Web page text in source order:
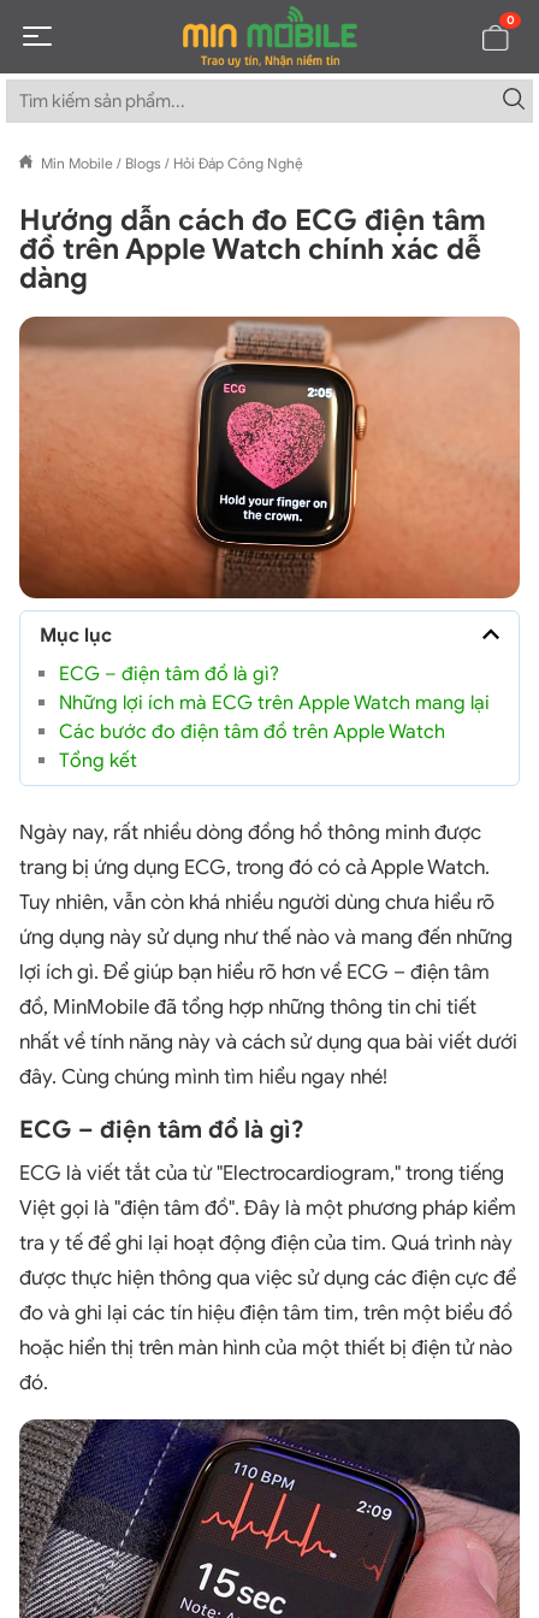
0
Min Mobile / Blogs / Hỏi Đáp Công Nghệ
Hướng dẫn cách đo ECG điện tâm
đồ trên Apple Watch chính xác dễ
dàng
Mục lục
ECG – điện tâm đồ là gì?
Những lợi ích mà ECG trên Apple Watch mang lại
Các bước đo điện tâm đồ trên Apple Watch
Tổng kết
Ngày nay, rất nhiều dòng đồng hồ thông minh được
trang bị ứng dụng ECG, trong đó có cả Apple Watch.
Tuy nhiên, vẫn còn khá nhiều người dùng chưa hiểu rõ
ứng dụng này sử dụng như thế nào và mang đến những
lợi ích gì. Để giúp bạn hiểu rõ hơn về ECG – điện tâm
đồ, MinMobile đã tổng hợp những thông tin chi tiết
nhất về tính năng này và cách sử dụng qua bài viết dưới
đây. Cùng chúng mình tìm hiểu ngay nhé!
ECG – điện tâm đồ là gì?
ECG là viết tắt của từ "Electrocardiogram," trong tiếng
Việt gọi là "điện tâm đồ". Đây là một phương pháp kiểm
tra y tế để ghi lại hoạt động điện của tim. Quá trình này
được thực hiện thông qua việc sử dụng các điện cực để
đo và ghi lại các tín hiệu điện tâm tim, trên một biểu đồ
hoặc hiển thị trên màn hình của một thiết bị điện tử nào
đó.